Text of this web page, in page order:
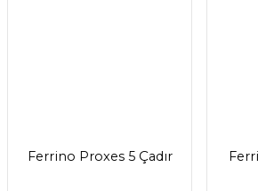
Ferrino Proxes 5 Çadır